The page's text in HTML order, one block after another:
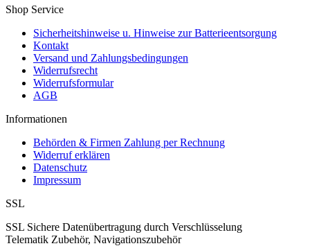
Shop Service
Sicherheitshinweise u. Hinweise zur Batterieentsorgung
Kontakt
Versand und Zahlungsbedingungen
Widerrufsrecht
Widerrufsformular
AGB
Informationen
Behörden & Firmen Zahlung per Rechnung
Widerruf erklären
Datenschutz
Impressum
SSL
SSL Sichere Datenübertragung durch Verschlüsselung
Telematik Zubehör, Navigationszubehör